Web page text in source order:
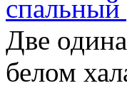
спальный
Две
белом